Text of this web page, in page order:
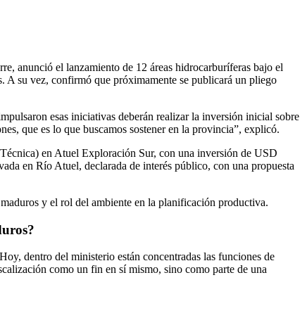
anunció el lanzamiento de 12 áreas hidrocarburíferas bajo el
su vez, confirmó que próximamente se publicará un pliego
esas iniciativas deberán realizar la inversión inicial sobre
que es lo que buscamos sostener en la provincia”, explicó.
en Atuel Exploración Sur, con una inversión de USD
en Río Atuel, declarada de interés público, con una propuesta
y el rol del ambiente en la planificación productiva.
dentro del ministerio están concentradas las funciones de
como un fin en sí mismo, sino como parte de una